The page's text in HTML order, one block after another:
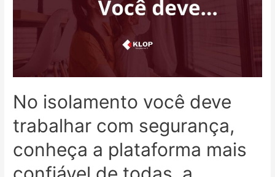
No isolamento você deve
trabalhar com segurança,
conheça a plataforma mais
segurança,
conheça
plataforma
de
todas,
a
Microsoft
Teams